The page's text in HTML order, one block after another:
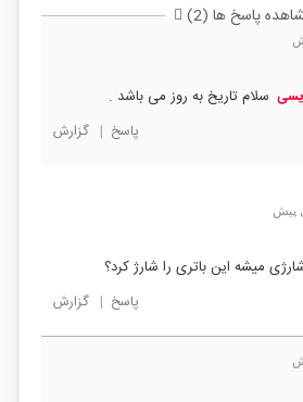
پاسخ ها (2)
سلام تاریخ به روز می باشد .
پاسخ | گزارش
میشه این باتری را شارژ کرد؟
پاسخ | گزارش